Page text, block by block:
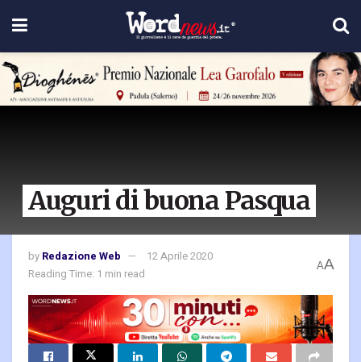
Auguri di buona Pasqua
by Redazione Web
12 Aprile 2020
Reading Time: 1 min read
AA